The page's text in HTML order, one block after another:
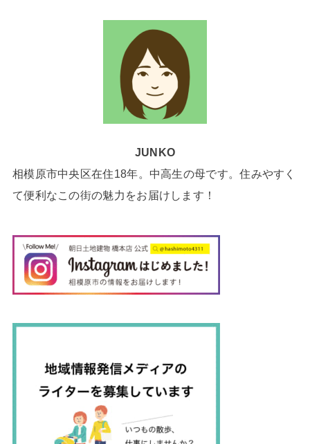
JUNKO
相模原市中央区在住18年。中高生の母です。住みやすく
て便利なこの街の魅力をお届けします！